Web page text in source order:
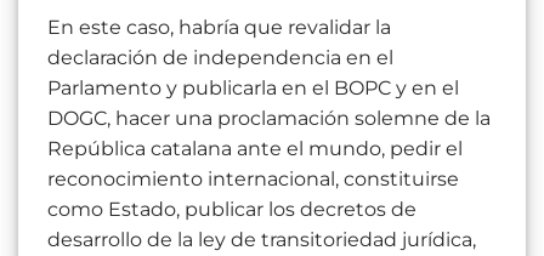
En este caso, habría que revalidar la
declaración de independencia en el
Parlamento y publicarla en el BOPC y en el
DOGC, hacer una proclamación solemne de la
República catalana ante el mundo, pedir el
reconocimiento internacional, constituirse
como Estado, publicar los decretos de
desarrollo de la ley de transitoriedad jurídica,